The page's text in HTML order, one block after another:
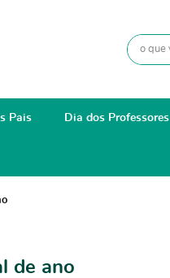
Pais Dia dos Professores
de ano